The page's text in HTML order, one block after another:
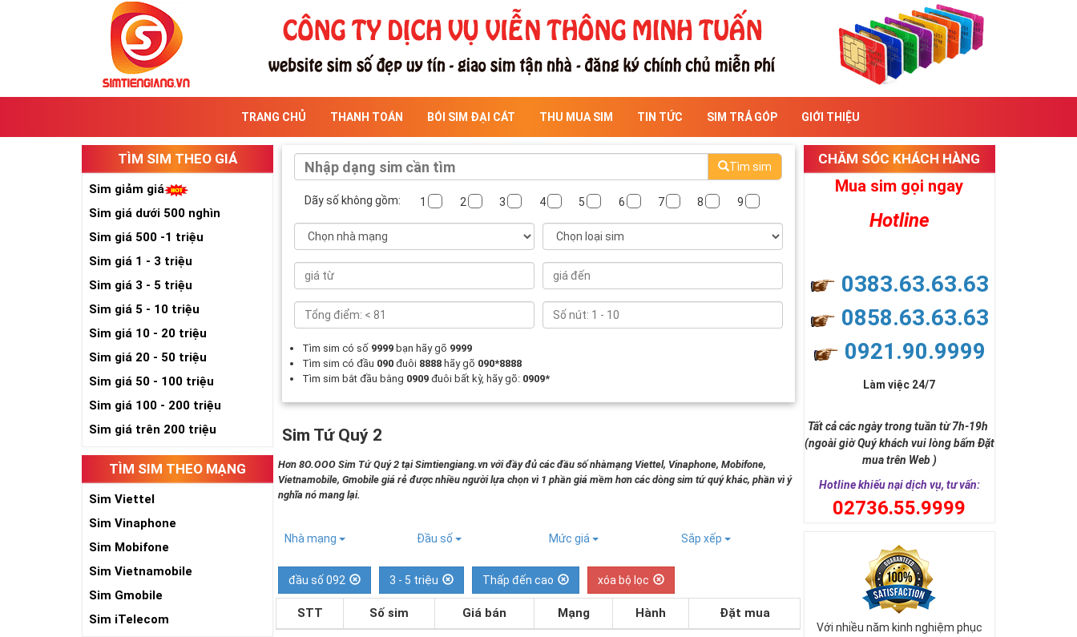
TRANG CHỦ THANH TOÁN BÓI SIM ĐẠI CÁT THU MUA SIM TIN TỨC SIM TRẢ GÓP GIỚI THIỆU
TÌM SIM THEO GIÁ
Sim giảm giá
Sim giá dưới 500 nghìn
Sim giá 500 -1 triệu
Sim giá 1 - 3 triệu
Sim giá 3 - 5 triệu
Sim giá 5 - 10 triệu
Sim giá 10 - 20 triệu
Sim giá 20 - 50 triệu
Sim giá 50 - 100 triệu
Sim giá 100 - 200 triệu
Sim giá trên 200 triệu
TÌM SIM THEO MẠNG
Sim Viettel
Sim Vinaphone
Sim Mobifone
Sim Vietnamobile
Sim Gmobile
Sim iTelecom
Tìm sim
Dãy số không gồm: 1 2 3 4 5 6 7 8 9
Tìm sim có số 9999 bạn hãy gõ 9999
Tìm sim có đầu 090đuôi 8888 hãy gõ 090*8888
Tìm sim bắt đầu bằng 0909 đuôi bất kỳ, hãy gõ: 0909*
Sim Tứ Quý 2
Hơn 8O.OOO Sim Tứ Quý 2 tại Simtiengiang.vn với đầy đủ các đầu số nhàmạng Viettel, Vinaphone, Mobifone,
Vietnamobile, Gmobile giá rẻ được nhiều người lựa chọn vì 1 phần giá mềm hơn các dòng sim tứ quý khác, phần vì ý
nghĩa nó mang lại.
Nhà mạng Đầu số Mức giá Sắp xếp
đầu số 092 3 - 5 triệu Thấp đến cao xóa bộ lọc
STT Số sim Giá bán Mạng Hành Đặt mua
CHĂM SÓC KHÁCH HÀNG
Mua sim gọi ngay
Hotline
0383.63.63.63
0858.63.63.63
0921.90.9999
Làm việc 24/7
Tất cả các ngày trong tuần từ 7h-19h
(ngoài giờ Quý khách vui lòng bấm Đặt
mua trên Web )
Hotline khiếu nại dịch vụ, tư vấn:
02736.55.9999
Với nhiều năm kinh nghiệm phục